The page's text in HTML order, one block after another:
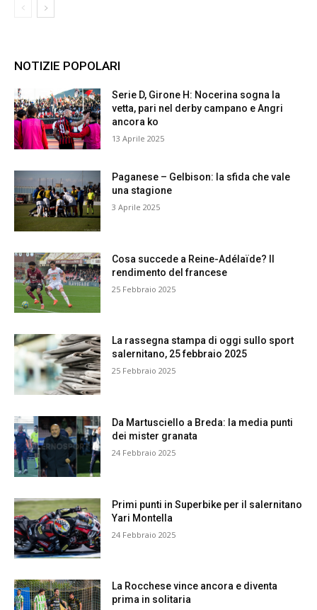
NOTIZIE POPOLARI
Serie D, Girone H: Nocerina sogna la
vetta, pari nel derby campano e Angri
ancora ko
13 Aprile 2025
Paganese – Gelbison: la sfida che vale
una stagione
3 Aprile 2025
Cosa succede a Reine-Adélaïde? Il
rendimento del francese
25 Febbraio 2025
La rassegna stampa di oggi sullo sport
salernitano, 25 febbraio 2025
25 Febbraio 2025
Da Martusciello a Breda: la media punti
dei mister granata
24 Febbraio 2025
Primi punti in Superbike per il salernitano
Yari Montella
24 Febbraio 2025
La Rocchese vince ancora e diventa
prima in solitaria